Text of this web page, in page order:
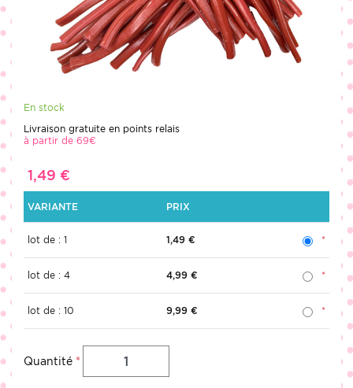
En stock
Livraison gratuite en points relais
à partir de 69€
1,49 €
VARIANTE PRIX
lot de : 1 1,49 €
lot de : 4 4,99 €
lot de : 10 9,99 €
Quantité